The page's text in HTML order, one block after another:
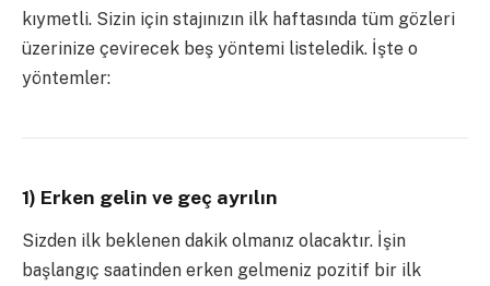
kıymetli. Sizin için stajınızın ilk haftasında tüm gözleri
üzerinize çevirecek beş yöntemi listeledik. İşte o
yöntemler:
1) Erken gelin ve geç ayrılın
Sizden ilk beklenen dakik olmanız olacaktır. İşin
başlangıç saatinden erken gelmeniz pozitif bir ilk